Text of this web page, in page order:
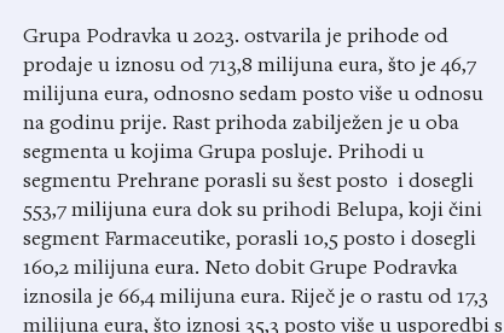
Grupa Podravka u 2023. ostvarila je prihode od
prodaje u iznosu od 713,8 milijuna eura, što je 46,7
milijuna eura, odnosno sedam posto više u odnosu
na godinu prije. Rast prihoda zabilježen je u oba
segmenta u kojima Grupa posluje. Prihodi u
segmentu Prehrane porasli su šest posto i dosegli
553,7 milijuna eura dok su prihodi Belupa, koji čini
segment Farmaceutike, porasli 10,5 posto i dosegli
160,2 milijuna eura. Neto dobit Grupe Podravka
iznosila je 66,4 milijuna eura. Riječ je o rastu od 17,3
milijuna eura, što iznosi 35,3 posto više u usporedbi s